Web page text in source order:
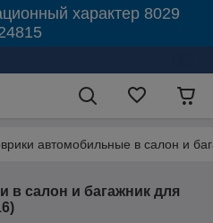
характер 8029
автомобильные в салон и
в салон и багажник для